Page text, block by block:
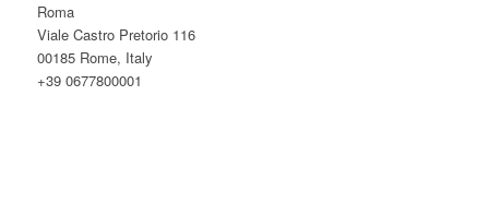
Roma
Viale Castro Pretorio 116
00185 Rome, Italy
+39 0677800001